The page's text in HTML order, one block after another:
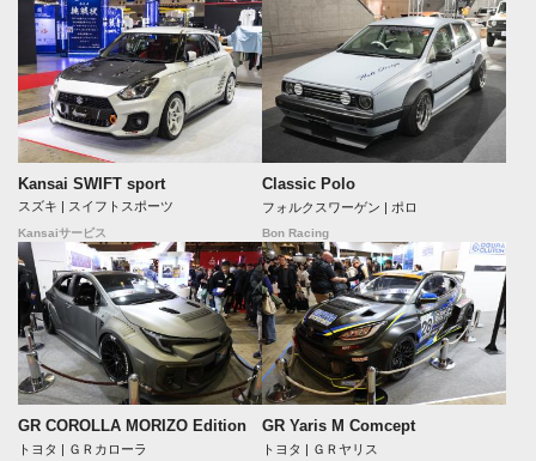
Kansai SWIFT sport
スズキ | スイフトスポーツ
Kansaiサービス
Classic Polo
フォルクスワーゲン | ポロ
Bon Racing
GR COROLLA MORIZO Edition
トヨタ | ＧＲカローラ
GR Yaris M Comcept
トヨタ | ＧＲヤリス